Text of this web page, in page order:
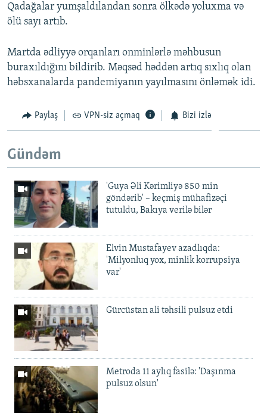
Qadağalar yumşaldılandan sonra ölkədə yoluxma və
ölü sayı artıb.
Martda ədliyyə orqanları onminlərlə məhbusun
buraxıldığını bildirib. Məqsəd həddən artıq sıxlıq olan
həbsxanalarda pandemiyanın yayılmasını önləmək idi.
Paylaş VPN-siz açmaq Bizi izlə
Gündəm
'Guya Əli Kərimliyə 850 min
göndərib' – keçmiş mühafizəçi
tutuldu, Bakıya verilə bilər
Elvin Mustafayev azadlıqda:
'Milyonluq yox, minlik korrupsiya
var'
Gürcüstan ali təhsili pulsuz etdi
Metroda 11 aylıq fasilə: 'Daşınma
pulsuz olsun'